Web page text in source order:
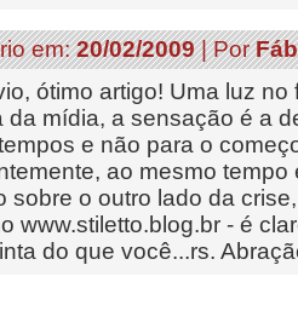
em:20/02/2009| Por
ótimo artigo! Uma luz
da mídia, a sensação é a
e não para o
ao mesmo
sobre o outro lado da
www.stiletto.blog.br - é
do que você...rs.